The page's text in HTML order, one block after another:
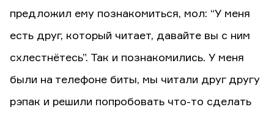
предложил ему познакомиться, мол: “У меня
есть друг, который читает, давайте вы с ним
схлестнётесь”. Так и познакомились. У меня
были на телефоне биты, мы читали друг другу
рэпак и решили попробовать что-то сделать